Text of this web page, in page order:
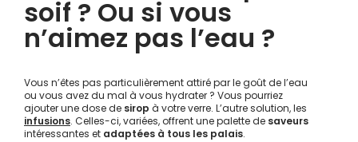
soif ? Ou si vous
n’aimez pas l’eau ?
Vous n’êtes pas particulièrement attiré par le goût de l’eau
ou vous avez du mal à vous hydrater ? Vous pourriez
ajouter une dose de sirop à votre verre. L’autre solution, les
infusions. Celles-ci, variées, offrent une palette de saveurs
intéressantes et adaptées à tous les palais.